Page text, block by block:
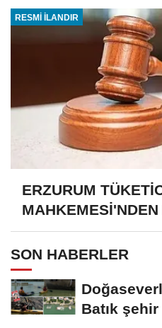
RESMİ İLANDIR
ERZURUM
SON HABERLER
Batık şehir